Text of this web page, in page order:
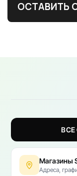
ОСТАВИТЬ
ВСЕ
Магазины
Адреса,